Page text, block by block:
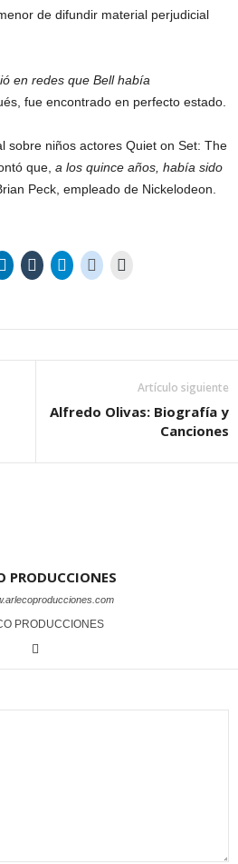
de difundir material perjudicial
en redes que Bell había
fue encontrado en perfecto estado.
sobre niños actores Quiet on Set: The
que, a los quince años, había sido
Peck, empleado de Nickelodeon.
Artículo siguiente
Alfredo Olivas: Biografía y
Canciones
PRODUCCIONES
PRODUCCIONES